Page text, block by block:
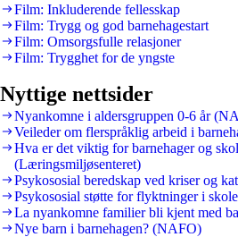
Film: Inkluderende fellesskap
Film: Trygg og god barnehagestart
Film: Omsorgsfulle relasjoner
Film: Trygghet for de yngste
Nyttige nettsider
Nyankomne i aldersgruppen 0-6 år
Veileder om flerspråklig arbeid i
Hva er det viktig for barnehager og
(Læringsmiljøsenteret)
Psykososial beredskap ved kriser og
Psykososial støtte for flyktninger i
La nyankomne familier bli kjent med
Nye barn i barnehagen? (NAFO)